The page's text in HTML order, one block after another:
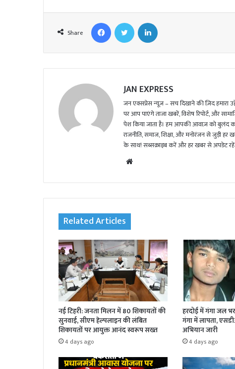
Share
JAN EXPRESS
जन एक्सप्रेस न्यूज़ – सच दिखाने की ज़िद हमारा
पर आप पाएंगे ताजा खबरें, विशेष रिपोर्ट, और
पेश किया जाता है। हम आपकी आवाज़ को बुलंद
राजनीति, समाज, शिक्षा, और मनोरंजन से जुड़ी
के साथ! सब्सक्राइब करें और हर खबर से अपडेट
te
Related Articles
नई टिहरी: जनता मिलन में 80 शिकायतों की
सुनवाई, सीएम हेल्पलाइन की लंबित
शिकायतों पर आयुक्त आनंद स्वरूप सख्त
4 days ago
हरदोई में गंगा जल
गंगा में लापता,
अभियान जारी
4 days ago